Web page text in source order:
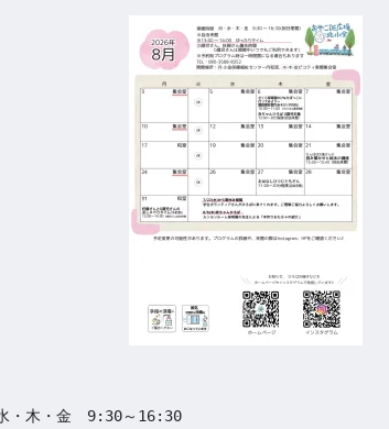
・木・金　9:30～16:30